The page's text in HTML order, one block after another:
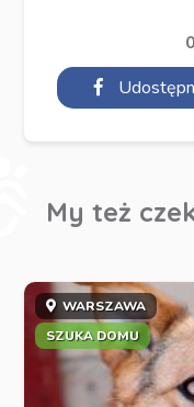
My też
WARSZAWA
SZUKA DOMU